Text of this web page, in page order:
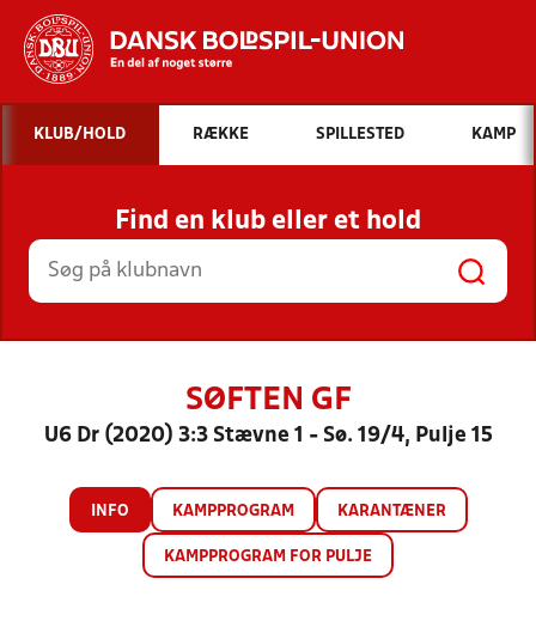
Hvad vil du søge efter?
INDHOLD OG NYHEDER
STILLINGER, RESULTATER, KLUBBER OG
HOLD
KLUB/HOLD RÆKKE SPILLESTED KAMP
Find en klub eller et hold
SØFTEN GF
U6 Dr (2020) 3:3 Stævne 1 - Sø. 19/4, Pulje 15
INFO KAMPPROGRAM KARANTÆNER
KAMPPROGRAM FOR PULJE